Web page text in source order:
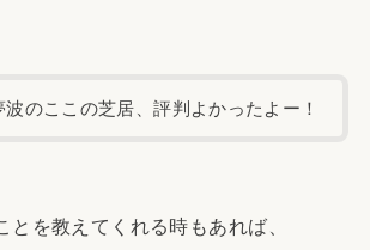
波のここの芝居、評判よかったよー！
とを教えてくれる時もあれば、